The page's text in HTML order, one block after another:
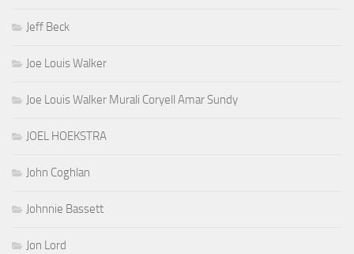
Jeff Beck
Joe Louis Walker
Joe Louis Walker Murali Coryell Amar Sundy
JOEL HOEKSTRA
John Coghlan
Johnnie Bassett
Jon Lord